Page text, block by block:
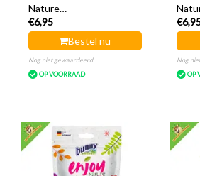
Nature
Soldatenvliegenlarven
Mix
€6,95
Bestel nu
Nog niet gewaardeerd
OP VOORRAAD
Nog
OP